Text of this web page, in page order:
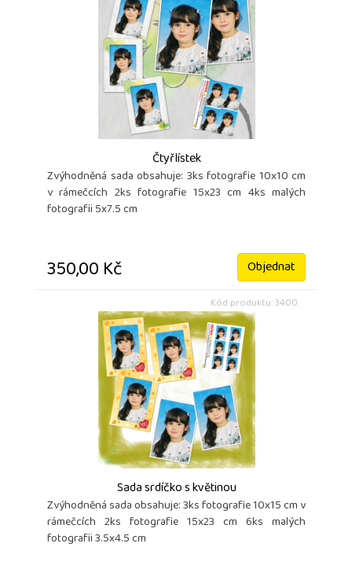
Čtyřlístek
Zvýhodněná sada obsahuje: 3ks fotografie 10x10 cm
v rámečcích 2ks fotografie 15x23 cm 4ks malých
fotografii 5x7.5 cm
350,00 Kč Objednat
Kód produktu: 3400
Sada srdíčko s květinou
Zvýhodněná sada obsahuje: 3ks fotografie 10x15 cm v
rámečcích 2ks fotografie 15x23 cm 6ks malých
fotografii 3.5x4.5 cm